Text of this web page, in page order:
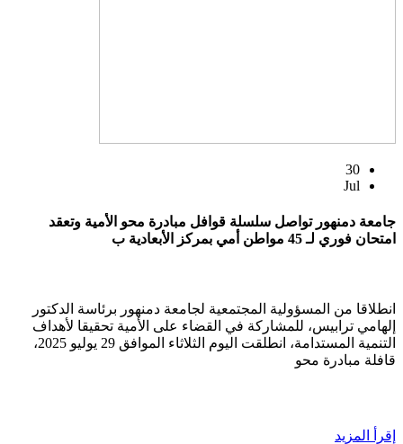
30
Jul
جامعة دمنهور تواصل سلسلة قوافل مبادرة محو الأمية وتعقد
امتحان فوري لـ 45 مواطن أمي بمركز الأبعادية ب
انطلاقا من المسؤولية المجتمعية لجامعة دمنهور برئاسة الدكتور
إلهامي ترابيس، للمشاركة في القضاء على الأمية تحقيقا لأهداف
التنمية المستدامة، انطلقت اليوم الثلاثاء الموافق 29 يوليو 2025،
قافلة مبادرة محو
إقرأ المزيد